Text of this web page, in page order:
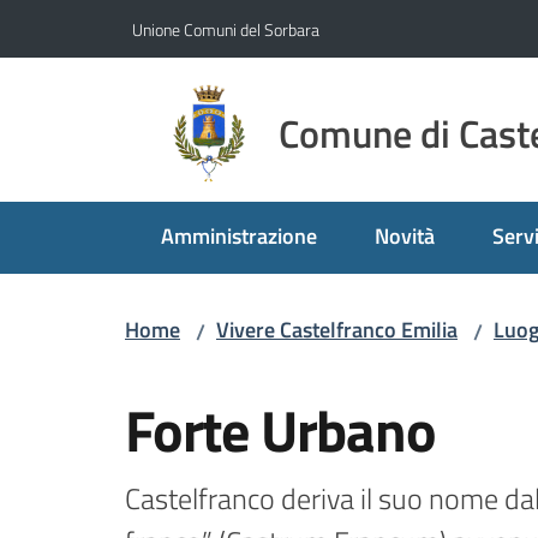
Unione Comuni del Sorbara
Comune di
Amministrazione Novità
Home / Vivere Castelfranco Emilia /
Forte Urbano
Castelfranco deriva il suo nome